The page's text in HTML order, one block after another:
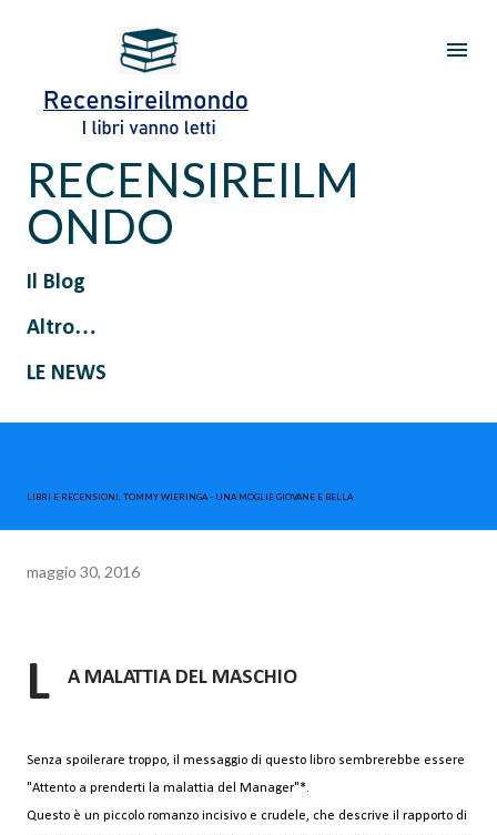
Passa ai contenuti principali
RECENSIREILM
ONDO
Il Blog
Altro…
LE NEWS
LIBRI E RECENSIONI. TOMMY WIERINGA - UNA MOGLIE GIOVANE E BELLA
maggio 30, 2016
L A MALATTIA DEL MASCHIO
Senza spoilerare troppo, il messaggio di questo libro sembrerebbe essere
"Attento a prenderti la malattia del Manager"*.
Questo è un piccolo romanzo incisivo e crudele, che descrive il rapporto di